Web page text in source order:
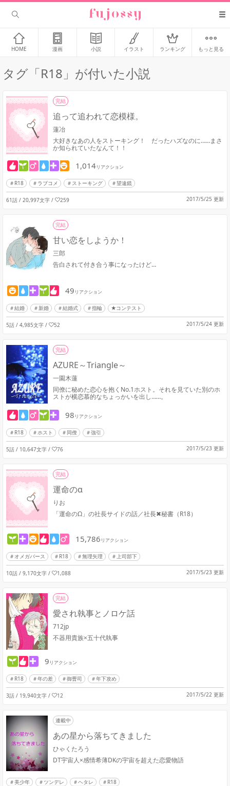
HOME 漫画 小説 イラスト ランキング もっと見る
タグ「R18」が付いた小説
完結
追って追われて恋模様。
蓮冶
大好きなあの人をストーキング！ だったハズなのに……まさ
か知られていたなんて！！
1,014リアクション
R18 ラブコメ ストーキング 望遠鏡
61話 / 20,997文字 / 259 2017/5/25 更新
完結
甘い恋をしようか！
三郎
告白されて付き合う事になったけど…
49 リアクション
結婚 新婚 結婚式 指輪 ★コンテスト
5話 / 4,985文字 / 52 2017/5/24 更新
完結
AZURE～Triangle～
一園木蓮
同僚に秘めた恋心を抱くNo.1ホスト。それを見ていた別のホ
ストが横恋慕的なちょっかいを出し……。
98 リアクション
R18 ホスト 同僚 強引
5話 / 10,647文字 / 76 2017/5/23 更新
完結
運命のα
りお
「運命のΩ」の社長サイドの話／社長✖秘書（R18）
15,786 リアクション
オメガバース R18 無理矢理 上司部下
10話 / 9,170文字 / 1,088 2017/5/23 更新
完結
愛され執事とノロケ話
712jp
不器用貴族×五十代執事
9 リアクション
R18 年の差 御曹司 年下攻め
3話 / 19,940文字 / 12 2017/5/22 更新
連載中
あの星から落ちてきました
ひゃくたろう
DT宇宙人×感情希薄DKの宇宙を超えた恋愛物語
美少年 ツンデレ ヘタレ R18